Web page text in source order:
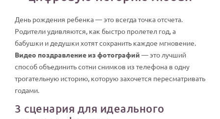
День рождения ребенка — это всегда точка отсчета.
Родители удивляются, как быстро пролетел год, а
бабушки и дедушки хотят сохранить каждое мгновение.
Видео поздравление из фотографий — это лучший
способ объединить сотни снимков из телефона в одну
трогательную историю, которую захочется пересматривать
годами.
3 сценария для идеального